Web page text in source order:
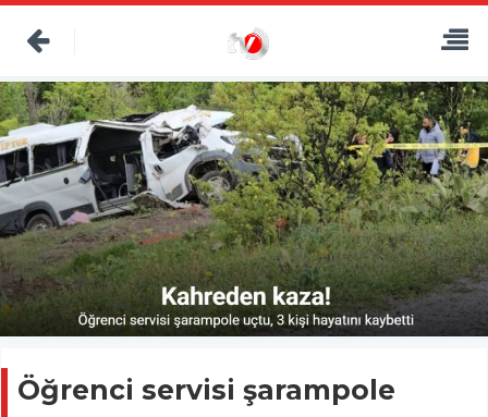
Öğrenci servisi şarampole